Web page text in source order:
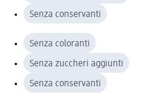
Senza conservanti
Senza coloranti
Senza zuccheri aggiunti
Senza conservanti